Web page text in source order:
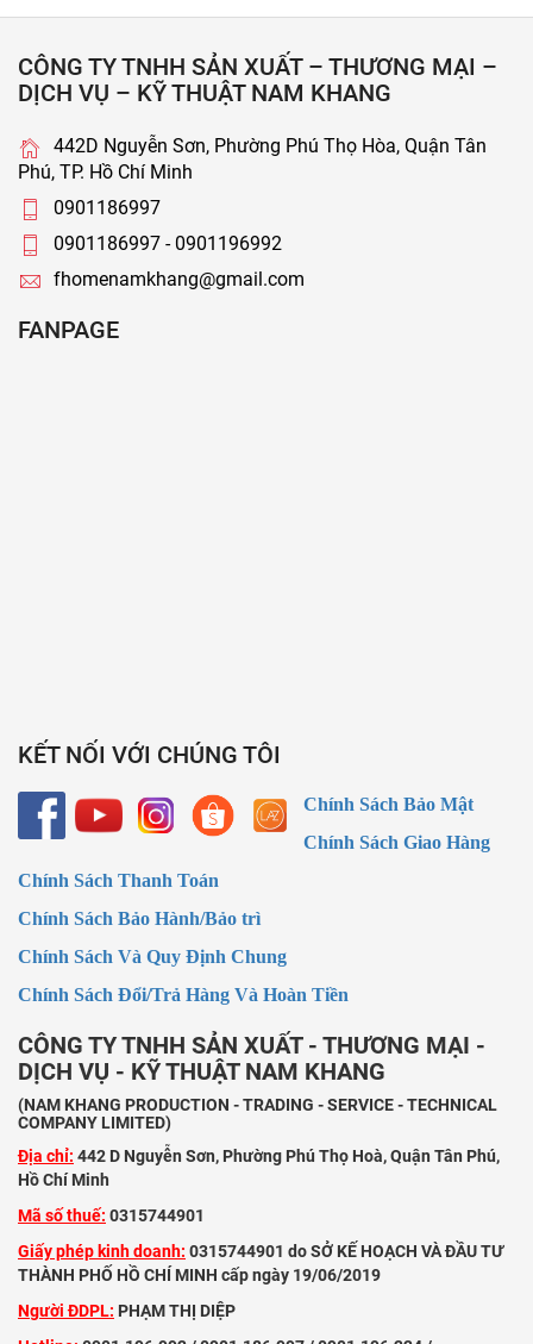
CÔNG TY TNHH SẢN XUẤT – THƯƠNG MẠI –
DỊCH VỤ – KỸ THUẬT NAM KHANG
442D Nguyễn Sơn, Phường Phú Thọ Hòa, Quận Tân
Phú, TP. Hồ Chí Minh
0901186997
0901186997 - 0901196992
fhomenamkhang@gmail.com
FANPAGE
KẾT NỐI VỚI CHÚNG TÔI
Chính Sách Bảo Mật
Chính Sách Giao Hàng
Chính Sách Thanh Toán
Chính Sách Bảo Hành/Bảo trì
Chính Sách Và Quy Định Chung
Chính Sách Đổi/Trả Hàng Và Hoàn Tiền
CÔNG TY TNHH SẢN XUẤT - THƯƠNG MẠI -
DỊCH VỤ - KỸ THUẬT NAM KHANG
(NAM KHANG PRODUCTION - TRADING - SERVICE - TECHNICAL
COMPANY LIMITED)
Địa chỉ: 442 D Nguyễn Sơn, Phường Phú Thọ Hoà, Quận Tân Phú,
Hồ Chí Minh
Mã số thuế: 0315744901
Giấy phép kinh doanh: 0315744901 do SỞ KẾ HOẠCH VÀ ĐẦU TƯ
THÀNH PHỐ HỒ CHÍ MINH cấp ngày 19/06/2019
Người ĐDPL: PHẠM THỊ DIỆP